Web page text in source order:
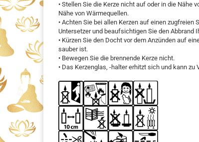
• Stellen Sie die Kerze nicht auf oder in die
Nähe von Wärmequellen.
• Achten Sie bei allen Kerzen auf einen
Untersetzer und beaufsichtigen Sie den Abbrand
• Kürzen Sie den Docht vor dem Anzünden auf
sauber ist.
• Bewegen Sie die brennende Kerze nicht.
• Das Kerzenglas, -halter erhitzt sich und kann zu